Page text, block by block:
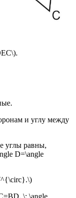
и углу между
углы равны,
D=\angle